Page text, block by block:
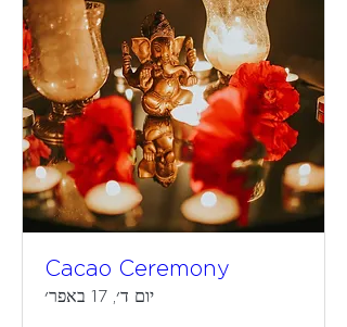
Cacao Ceremony
יום ד׳, 17 באפר׳